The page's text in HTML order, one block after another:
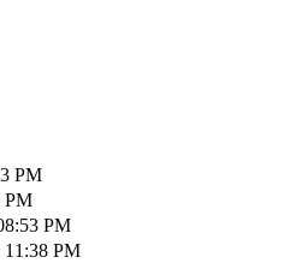
PM
PM
PM
11:38 PM